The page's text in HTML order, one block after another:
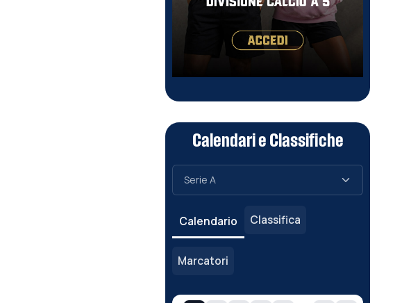
Calendari e Classifiche
Calendario Classifica
Marcatori